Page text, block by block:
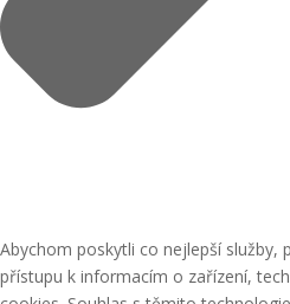
Abychom poskytli co nejlepší služby,
přístupu k informacím o zařízení,